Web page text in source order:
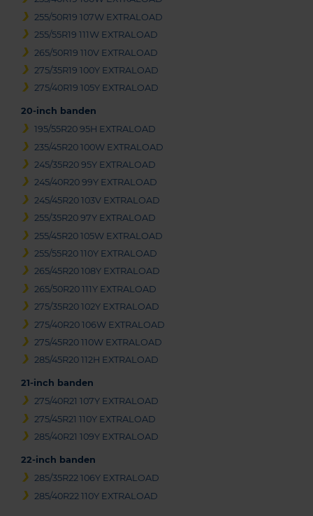
255/50R19 107W EXTRALOAD
255/55R19 111W EXTRALOAD
265/50R19 110V EXTRALOAD
275/35R19 100Y EXTRALOAD
275/40R19 105Y EXTRALOAD
20-inch banden
195/55R20 95H EXTRALOAD
235/45R20 100W EXTRALOAD
245/35R20 95Y EXTRALOAD
245/40R20 99Y EXTRALOAD
245/45R20 103V EXTRALOAD
255/35R20 97Y EXTRALOAD
255/45R20 105W EXTRALOAD
255/55R20 110Y EXTRALOAD
265/45R20 108Y EXTRALOAD
265/50R20 111Y EXTRALOAD
275/35R20 102Y EXTRALOAD
275/40R20 106W EXTRALOAD
275/45R20 110W EXTRALOAD
285/45R20 112H EXTRALOAD
21-inch banden
275/40R21 107Y EXTRALOAD
275/45R21 110Y EXTRALOAD
285/40R21 109Y EXTRALOAD
22-inch banden
285/35R22 106Y EXTRALOAD
285/40R22 110Y EXTRALOAD